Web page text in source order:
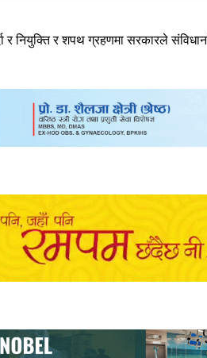
र नियुक्ति र शपथ ग्रहणमा सरकारले